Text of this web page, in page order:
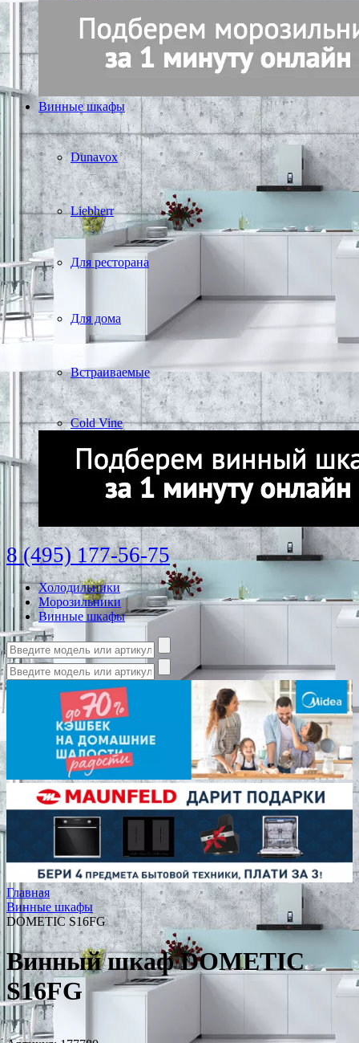
Винные шкафы
Dunavox
Liebherr
Для ресторана
Для дома
Встраиваемые
Cold Vine
8 (495) 177-56-75
Холодильники
Морозильники
Винные шкафы
Главная
Винные шкафы
DOMETIC S16FG
Винный шкаф DOMETIC
S16FG